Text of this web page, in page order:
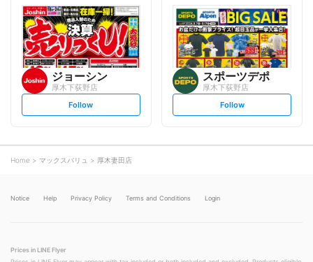
l
o
w
o
w
ジョーシン
厚木下荻野店
s
t
o
w
Follow
スポーツデポ
厚木下荻野店
s
t
Follow
Home マックスバリュ 厚木妻田店
Notice Help Privacy Policy Terms and Conditions Login
Prices in LINE Flyer